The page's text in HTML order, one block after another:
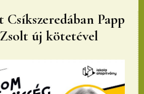
Papp
új kötetével